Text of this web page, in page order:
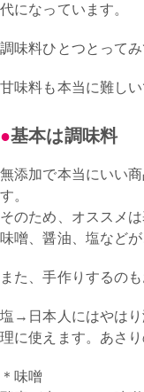
代になっています。
調味料ひとつとって
甘味料も本当に難しい
基本は調味料
無添加で本当にいい
す。
そのため、オススメ
味噌、醤油、塩など
また、手作りするの
塩→日本人にはやは
理に使えます。あさ
＊味噌